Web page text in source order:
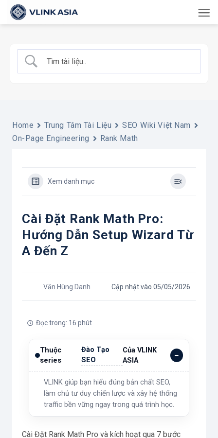
qua
dung
Home Trung Tâm Tài Liệu
SEO Wiki Việt Nam
On-Page Engineering
Rank Math
Xem danh mục
Cài Đặt Rank Math Pro:
Hướng Dẫn Setup Wizard Từ
A Đến Z
Văn Hùng Danh Cập nhật vào 05/05/2026
Đọc trong: 16 phút
Thuộc
series
Đào Tạo
SEO
Của VLINK
ASIA
VLINK giúp bạn hiểu đúng bản chất SEO,
làm chủ tư duy chiến lược và xây hệ thống
traffic bền vững ngay trong quá trình học.
Cài Đặt Rank Math Pro và kích hoạt qua 7 bước